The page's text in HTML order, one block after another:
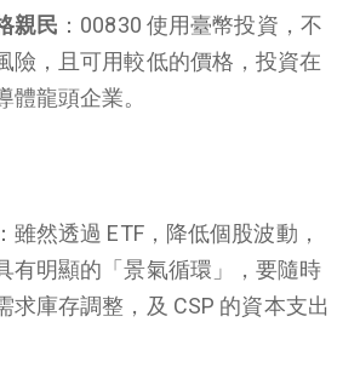
親民 ：00830 使用臺幣投資，不
險，且可用較低的價格，投資在
體龍頭企業。
雖然透過 ETF，降低個股波動，
有明顯的「景氣循環」，要隨時
求庫存調整，及 CSP 的資本支出